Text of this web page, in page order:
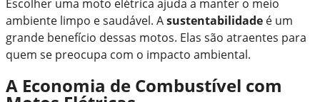
Escolher uma moto elétrica ajuda a manter o meio
ambiente limpo e saudável. Asustentabilidade é um
grande benefício dessas motos. Elas são atraentes para
quem se preocupa com o impacto ambiental.
A Economia de Combustível com